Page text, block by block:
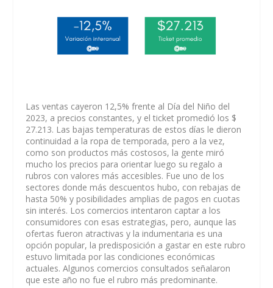
Las ventas cayeron 12,5% frente al Día del Niño del
2023, a precios constantes, y el ticket promedió los $
27.213. Las bajas temperaturas de estos días le dieron
continuidad a la ropa de temporada, pero a la vez,
como son productos más costosos, la gente miró
mucho los precios para orientar luego su regalo a
rubros con valores más accesibles. Fue uno de los
sectores donde más descuentos hubo, con rebajas de
hasta 50% y posibilidades amplias de pagos en cuotas
sin interés. Los comercios intentaron captar a los
consumidores con esas estrategias, pero, aunque las
ofertas fueron atractivas y la indumentaria es una
opción popular, la predisposición a gastar en este rubro
estuvo limitada por las condiciones económicas
actuales. Algunos comercios consultados señalaron
que este año no fue el rubro más predominante.